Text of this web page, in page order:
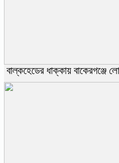
বাল্কহেডের ধাক্কায় বাকেরগঞ্জে